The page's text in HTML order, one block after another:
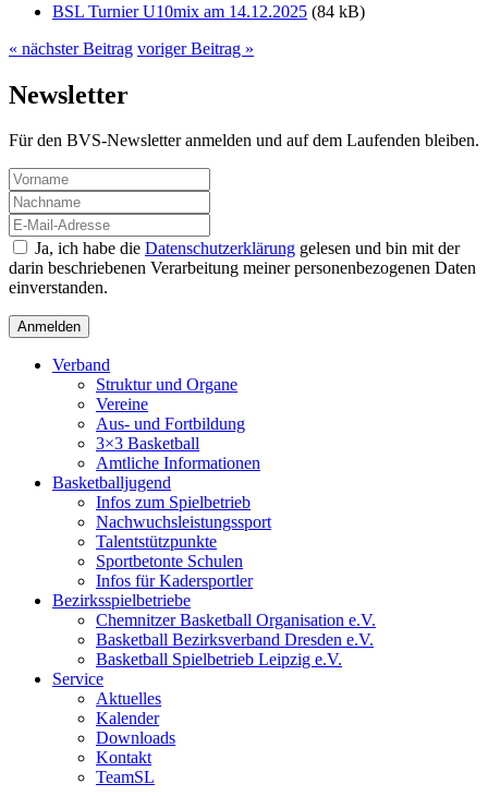
BSL Turnier U10mix am 14.12.2025 (84 kB)
« nächster Beitrag voriger Beitrag »
Newsletter
Für den BVS-Newsletter anmelden und auf dem Laufenden bleiben.
Ja, ich habe die Datenschutzerklärung gelesen und bin mit der
darin beschriebenen Verarbeitung meiner personenbezogenen Daten
einverstanden.
Verband
Struktur und Organe
Vereine
Aus- und Fortbildung
3×3 Basketball
Amtliche Informationen
Basketballjugend
Infos zum Spielbetrieb
Nachwuchsleistungssport
Talentstützpunkte
Sportbetonte Schulen
Infos für Kadersportler
Bezirksspielbetriebe
Chemnitzer Basketball Organisation e.V.
Basketball Bezirksverband Dresden e.V.
Basketball Spielbetrieb Leipzig e.V.
Service
Aktuelles
Kalender
Downloads
Kontakt
TeamSL